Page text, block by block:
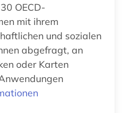
OECD-
mit ihrem
und sozialen
abgefragt, an
oder Karten